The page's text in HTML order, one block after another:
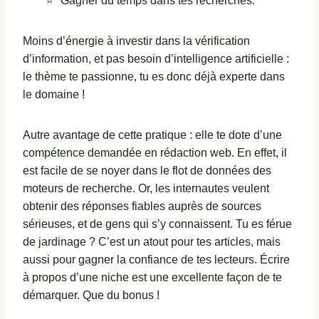
Moins d’énergie à investir dans la vérification
d’information, et pas besoin d’intelligence artificielle :
le thème te passionne, tu es donc déjà experte dans
le domaine !
Autre avantage de cette pratique : elle te dote d’une
compétence demandée en rédaction web. En effet, il
est facile de se noyer dans le flot de données des
moteurs de recherche. Or, les internautes veulent
obtenir des réponses fiables auprès de sources
sérieuses, et de gens qui s’y connaissent. Tu es férue
de jardinage ? C’est un atout pour tes articles, mais
aussi pour gagner la confiance de tes lecteurs. Écrire
à propos d’une niche est une excellente façon de te
démarquer. Que du bonus !